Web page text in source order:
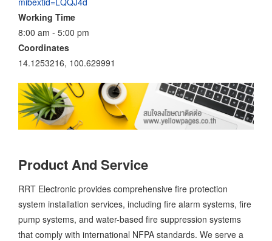
Working Time
8:00 am - 5:00 pm
Coordinates
14.1253216, 100.629991
Product And Service
RRT Electronic provides comprehensive fire protection
system installation services, including fire alarm systems, fire
pump systems, and water-based fire suppression systems
that comply with international NFPA standards. We serve a